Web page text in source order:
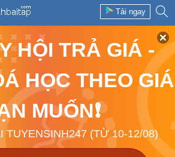
Tải ngay
HỘI TRẢ GIÁ -
HỌC THEO GIÁ
MUỐN❗
TUYENSINH247 (TỪ 10-12/08)